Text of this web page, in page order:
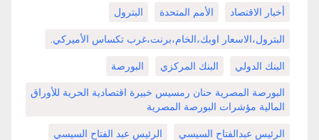
أخبار الاقتصاد الأمم المتحدة البترول
البترول،الاسعار اوبك،الخام،برنت،غرب تكساس الأميركي.
البنك الدولي البنك المركزي البورصة
البورصة المصرية حنان رمسيس خبيرة اقتصادية الحرية للأوراق
المالية مؤشرات البورصة المصرية
الرئيس عبدالفتاح السيسي الرئيس عبد الفتاح السيسي